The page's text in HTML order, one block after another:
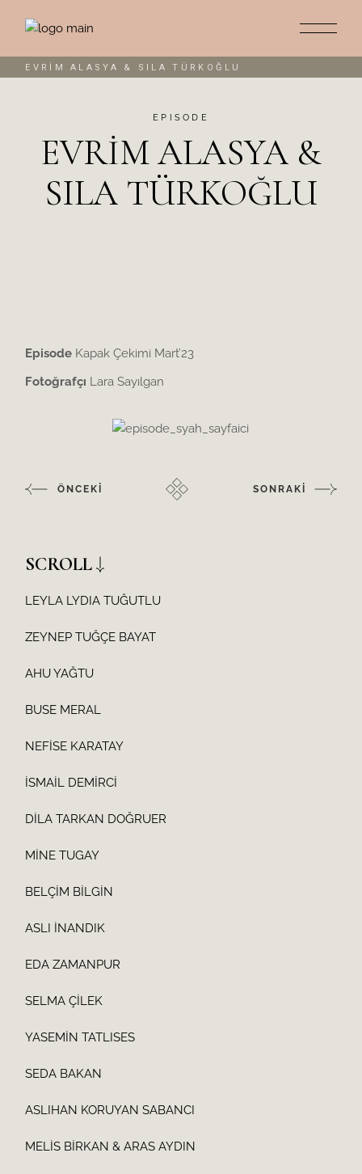
EVRİM ALASYA & SILA TÜRKOĞLU
EPISODE
EVRIM ALASYA &
SILA TÜRKOĞLU
Episode Kapak Çekimi Mart’23
Fotoğrafçı Lara Sayılgan
ÖNCEKİ SONRAKİ
SCROLL
LEYLA LYDIA TUĞUTLU
ZEYNEP TUĞÇE BAYAT
AHU YAĞTU
BUSE MERAL
NEFİSE KARATAY
İSMAİL DEMİRCİ
DİLA TARKAN DOĞRUER
MİNE TUGAY
BELÇİM BİLGİN
ASLI İNANDIK
EDA ZAMANPUR
SELMA ÇİLEK
YASEMİN TATLISES
SEDA BAKAN
ASLIHAN KORUYAN SABANCI
MELİS BİRKAN & ARAS AYDIN